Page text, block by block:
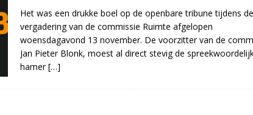
Het was een drukke boel op de openbare tribune tijdens de
vergadering van de commissie Ruimte afgelopen
woensdagavond 13 november. De voorzitter van de
Jan Pieter Blonk, moest al direct stevig de
hamer[…]